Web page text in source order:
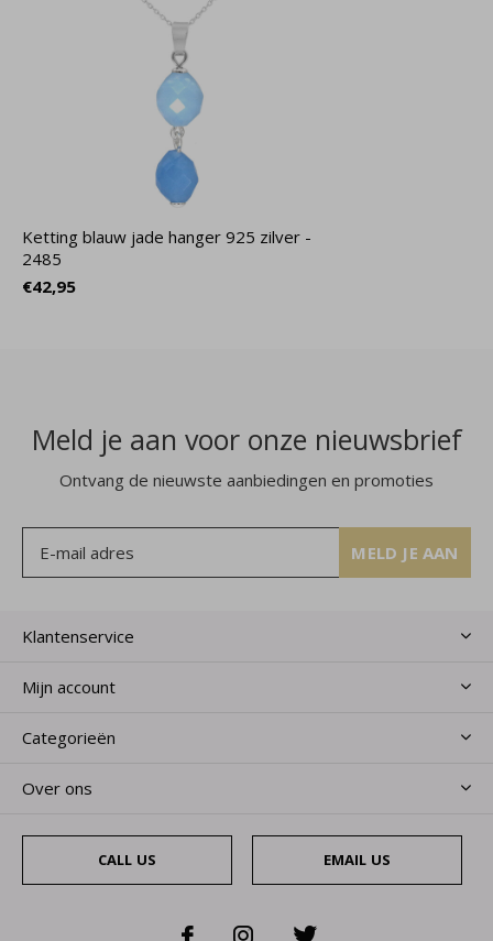
Ketting blauw jade hanger 925 zilver -
2485
€42,95
Meld je aan voor onze nieuwsbrief
Ontvang de nieuwste aanbiedingen en promoties
MELD JE AAN
Klantenservice
Mijn account
Categorieën
Over ons
CALL US EMAIL US